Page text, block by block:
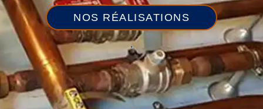
NOS RÉALISATIONS